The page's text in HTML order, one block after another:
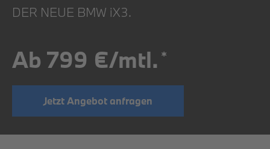
DER NEUE BMW iX3.
Ab 799 €/mtl. *
Jetzt Angebot anfragen